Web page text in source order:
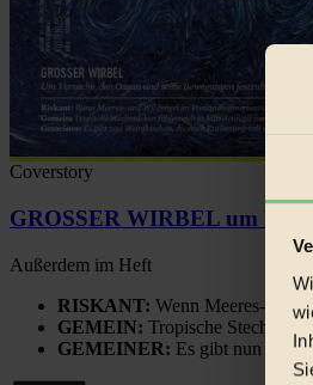
Coverstory
GROSSER WIRBEL um
Außerdem im Heft
RISKANT: Wenn Meeres- und
GEMEIN: Tropische
GEMEINER: Es gibt nun